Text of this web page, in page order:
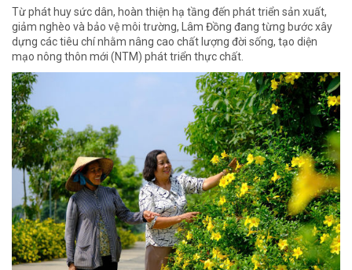
Từ phát huy sức dân, hoàn thiện hạ tầng đến phát triển sản xuất,
giảm nghèo và bảo vệ môi trường, Lâm Đồng đang từng bước xây
dựng các tiêu chí nhằm nâng cao chất lượng đời sống, tạo diện
mạo nông thôn mới (NTM) phát triển thực chất.